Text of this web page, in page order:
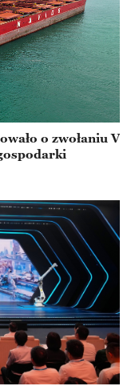
o zwołaniu V